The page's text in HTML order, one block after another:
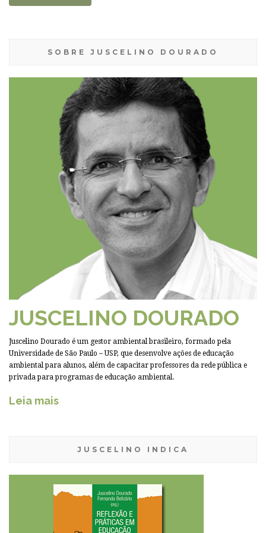
SOBRE JUSCELINO DOURADO
JUSCELINO DOURADO
Juscelino Dourado é um gestor ambiental brasileiro, formado pela
Universidade de São Paulo – USP, que desenvolve ações de educação
ambiental para alunos, além de capacitar professores da rede pública e
privada para programas de educação ambiental.
Leia mais
JUSCELINO INDICA